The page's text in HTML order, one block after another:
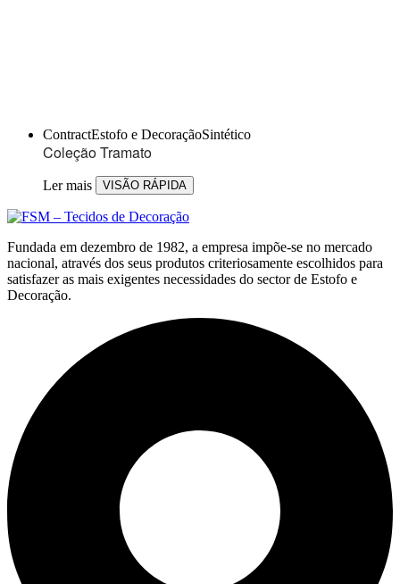
ContractEstofo e DecoraçãoSintético
Coleção Tramato
Ler mais VISÃO RÁPIDA
Fundada em dezembro de 1982, a empresa impõe-se no mercado
nacional, através dos seus produtos criteriosamente escolhidos para
satisfazer as mais exigentes necessidades do sector de Estofo e
Decoração.